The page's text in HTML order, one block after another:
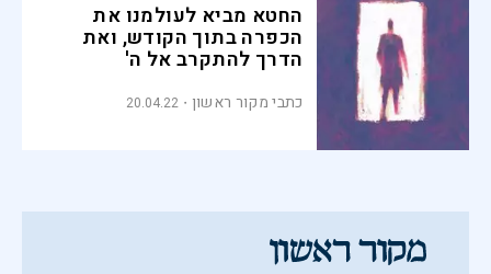
החטא מביא לעולמנו את
הכפרה בתוך הקודש, ואת
הדרך להתקרב אל ה'
כתבי מקור ראשון 20.04.22